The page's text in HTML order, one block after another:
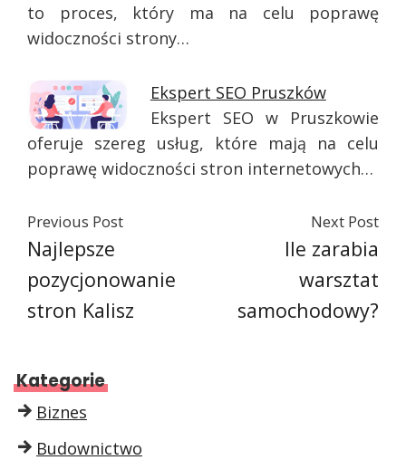
to proces, który ma na celu poprawę
widoczności strony…
Ekspert SEO Pruszków
Ekspert SEO w Pruszkowie
oferuje szereg usług, które mają na celu
poprawę widoczności stron internetowych…
Previous Post
Najlepsze
pozycjonowanie
stron Kalisz
Next Post
Ile zarabia
warsztat
samochodowy?
Kategorie
Biznes
Budownictwo